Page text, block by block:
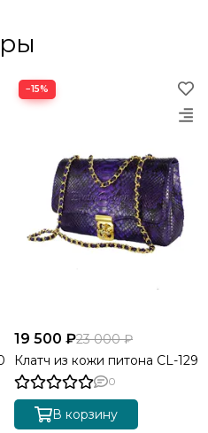
−15%
19 500 ₽23 000 ₽
Клатч из кожи питона CL-129
0
В корзину